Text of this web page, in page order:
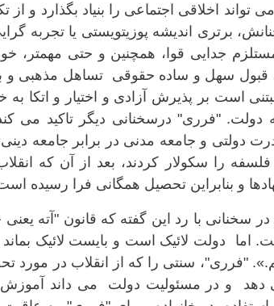
تواند اخلاقی اجتماعی را بنیاد بگذارد و
برتری اندیشه پوزیتویستی یا تجربه
جدایی قوا، همچنین و حتی مهمتر،
قبول سهل و ساده حقوقی تساهل مذهبی و
است بر پذیرش آزادی و اختیار و اتکا
دولت. "فرری" درسخنانی دیگر تاکید می
دولتی و جامعه مدنی در برابر جامعه
را سکولار کردند، بعد از آن که
و بنابراین تحصیل همگانی فرا رسیده
سخنانی با رد این گفته که قانون "آته
اما دولت لائیک است و بایست لائیک
"فرری"، سنتی را که از انقلاب در
دهد و در مسئولیت دولت می داند